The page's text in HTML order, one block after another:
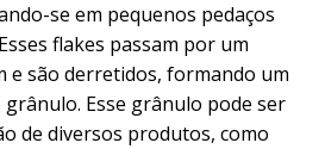
se em pequenos pedaços
flakes passam por um
e são derretidos, formando um
Esse grânulo pode ser
de diversos produtos, como